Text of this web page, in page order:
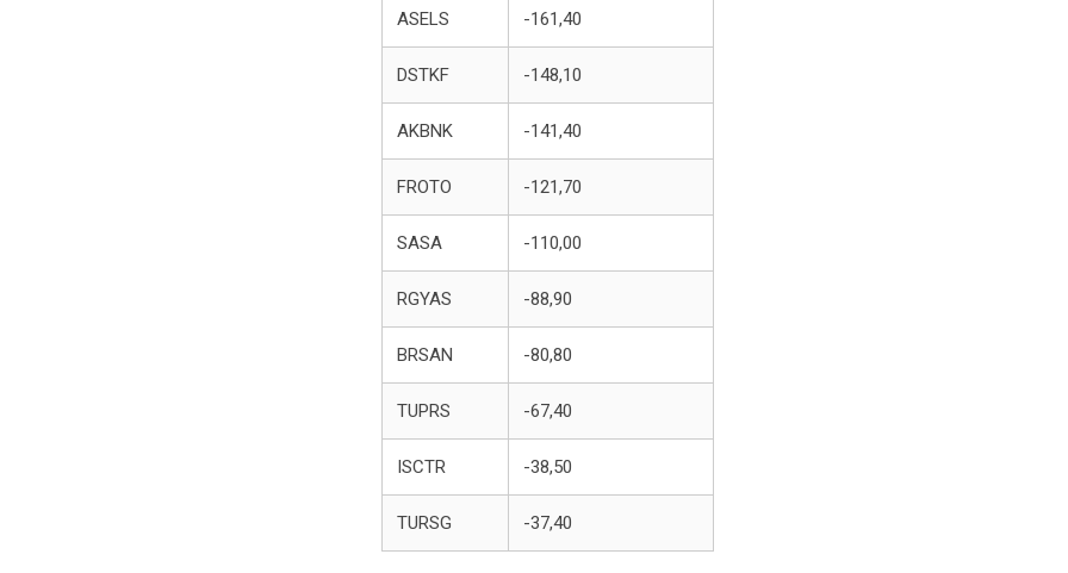
ASELS -161,40
DSTKF -148,10
AKBNK -141,40
FROTO -121,70
SASA -110,00
RGYAS -88,90
BRSAN -80,80
TUPRS -67,40
ISCTR -38,50
TURSG -37,40